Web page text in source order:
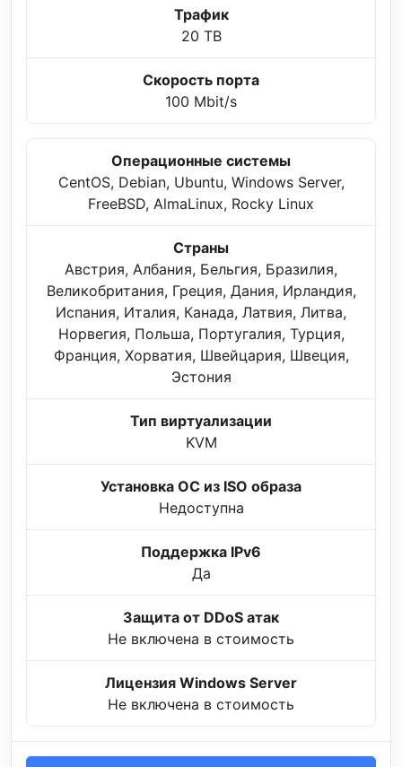
Трафик
20 TB
Скорость порта
100 Mbit/s
Операционные системы
CentOS, Debian, Ubuntu, Windows Server,
FreeBSD, AlmaLinux, Rocky Linux
Страны
Австрия, Албания, Бельгия, Бразилия,
Великобритания, Греция, Дания, Ирландия,
Испания, Италия, Канада, Латвия, Литва,
Норвегия, Польша, Португалия, Турция,
Франция, Хорватия, Швейцария, Швеция,
Эстония
Тип виртуализации
KVM
Установка ОС из ISO образа
Недоступна
Поддержка IPv6
Да
Защита от DDoS атак
Не включена в стоимость
Лицензия Windows Server
Не включена в стоимость